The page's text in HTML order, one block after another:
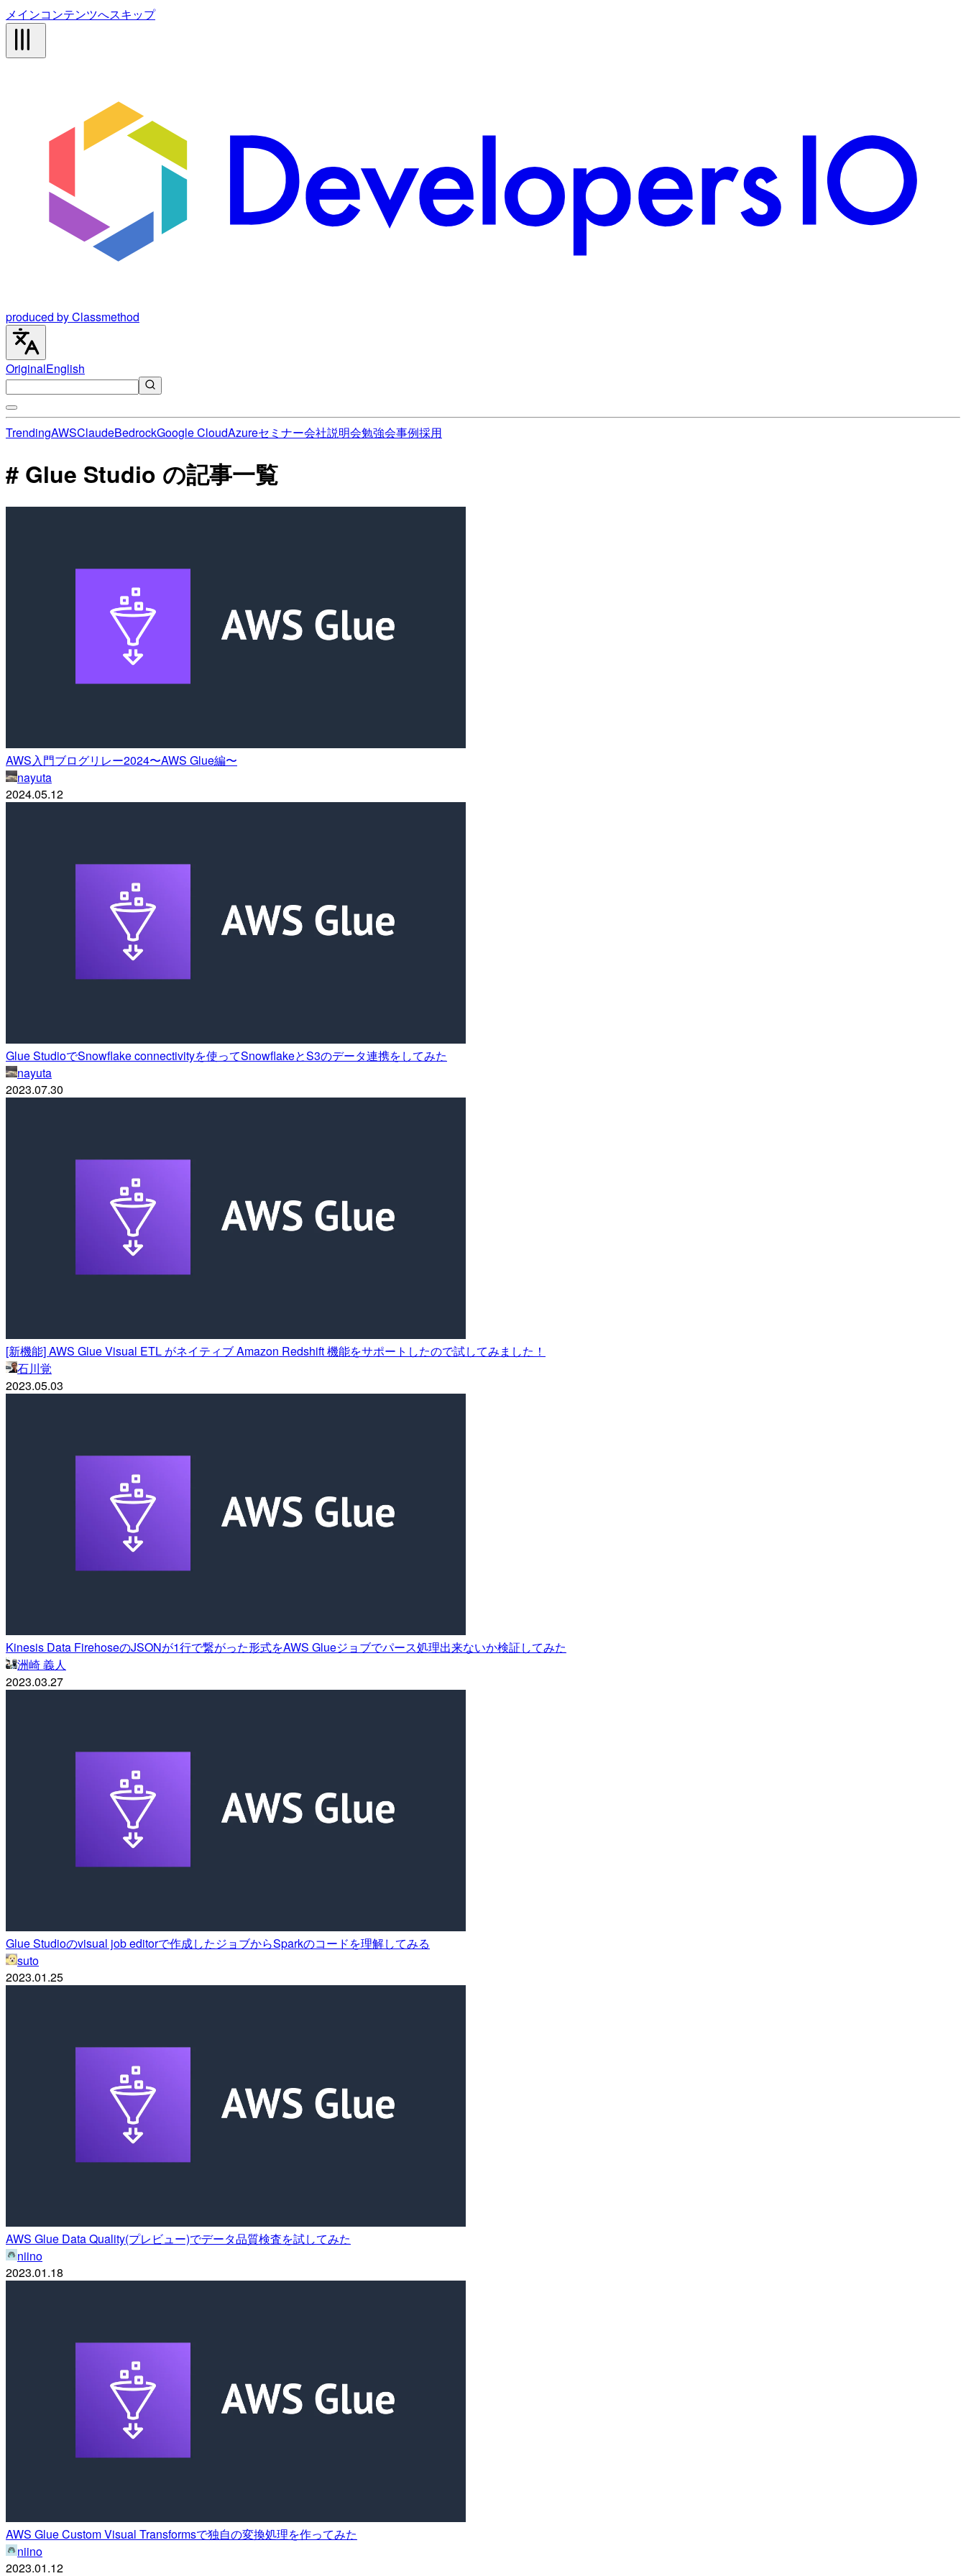
メインコンテンツへスキップ
produced by Classmethod
OriginalEnglish
TrendingAWSClaudeBedrockGoogle CloudAzureセミナー会社説明会勉強会事例採用
# Glue Studio の記事一覧
AWS入門ブログリレー2024〜AWS Glue編〜
nayuta
2024.05.12
Glue StudioでSnowflake connectivityを使ってSnowflakeとS3のデータ連携をしてみた
nayuta
2023.07.30
[新機能] AWS Glue Visual ETL がネイティブ Amazon Redshift 機能をサポートしたので試してみました！
石川覚
2023.05.03
Kinesis Data FirehoseのJSONが1行で繋がった形式をAWS Glueジョブでパース処理出来ないか検証してみた
洲崎 義人
2023.03.27
Glue Studioのvisual job editorで作成したジョブからSparkのコードを理解してみる
suto
2023.01.25
AWS Glue Data Quality(プレビュー)でデータ品質検査を試してみた
niino
2023.01.18
AWS Glue Custom Visual Transformsで独自の変換処理を作ってみた
niino
2023.01.12